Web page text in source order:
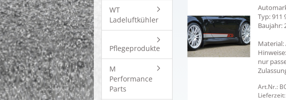
Typ: 911
Baujahr:
Material:
nur
Art.Nr.:
Lieferzeit:
WT
Ladeluftkühler
Pflegeprodukte
M
Performance
Parts